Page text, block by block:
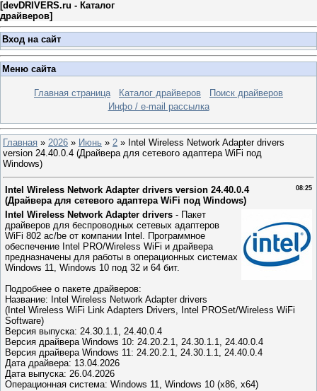
[devDRIVERS.ru - Каталог
драйверов]
Вход на сайт
Меню сайта
Главная страница Каталог драйверов
Поиск драйверов
Инфо / e-mail рассылка
Главная » 2026 » Июнь » 2 » Intel Wireless Network Adapter drivers
version 24.40.0.4 (Драйвера для сетевого адаптера WiFi под
Windows)
08:25
Intel Wireless Network Adapter drivers version 24.40.0.4
(Драйвера для сетевого адаптера WiFi под Windows)
Intel Wireless Network Adapter drivers - Пакет
драйверов для беспроводных сетевых адаптеров
WiFi 802 ac/be от компании Intel. Программное
обеспечение Intel PRO/Wireless WiFi и драйвера
предназначены для работы в операционных системах
Windows 11, Windows 10 под 32 и 64 бит.
Подробнее о пакете драйверов:
Название: Intel Wireless Network Adapter drivers
(Intel Wireless WiFi Link Adapters Drivers, Intel PROSet/Wireless WiFi
Software)
Версия выпуска: 24.30.1.1, 24.40.0.4
Версия драйвера Windows 10: 24.20.2.1, 24.30.1.1, 24.40.0.4
Версия драйвера Windows 11: 24.20.2.1, 24.30.1.1, 24.40.0.4
Дата драйвера: 13.04.2026
Дата выпуска: 26.04.2026
Операционная система: Windows 11, Windows 10 (x86, x64)